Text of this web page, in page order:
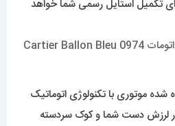
تکمیل استایل رسمی شما خواهد
شده موتوری با تکنولوژی اتوماتیک
لرزش دست شما و کوک سردسته